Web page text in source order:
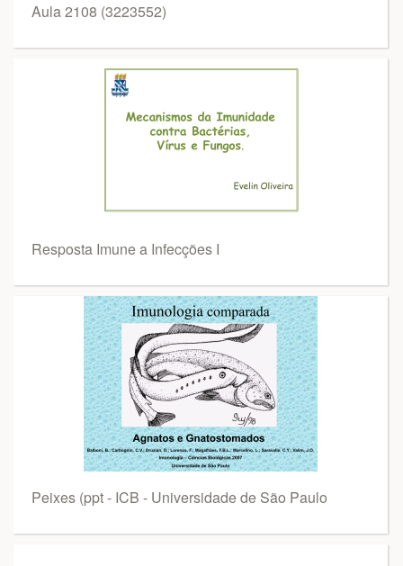
Aula 2108 (3223552)
Resposta Imune a Infecções I
Peixes (ppt - ICB - Universidade de São Paulo